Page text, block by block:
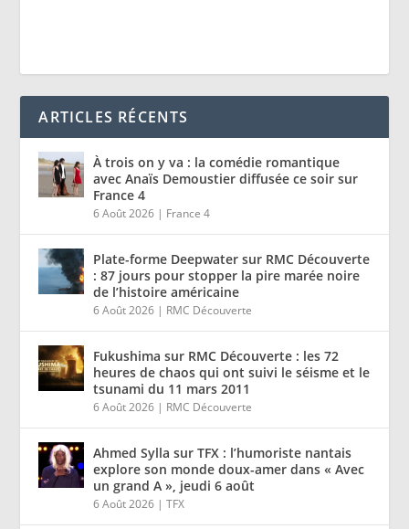
ARTICLES RÉCENTS
À trois on y va : la comédie romantique
avec Anaïs Demoustier diffusée ce soir sur
France 4
6 Août 2026 | France 4
Plate-forme Deepwater sur RMC Découverte
: 87 jours pour stopper la pire marée noire
de l’histoire américaine
6 Août 2026 | RMC Découverte
Fukushima sur RMC Découverte : les 72
heures de chaos qui ont suivi le séisme et le
tsunami du 11 mars 2011
6 Août 2026 | RMC Découverte
Ahmed Sylla sur TFX : l’humoriste nantais
explore son monde doux-amer dans « Avec
un grand A », jeudi 6 août
6 Août 2026 |TFX